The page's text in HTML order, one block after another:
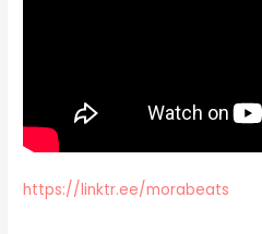
https://linktr.ee/morabeats